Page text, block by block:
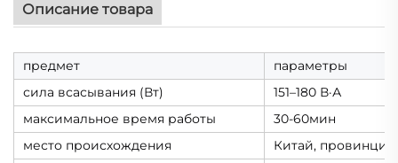
Описание товара
предмет
параметры
сила всасывания (Вт)
151–180 В·А
максимальное время работы
30-60мин
место происхождения
Китай, провинция